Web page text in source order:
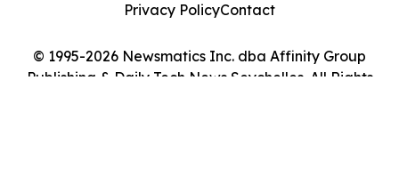
© 1995-2026 Newsmatics Inc. dba Affinity Group
Publishing & Daily Tech News Seychelles. All Rights
Privacy PolicyContact